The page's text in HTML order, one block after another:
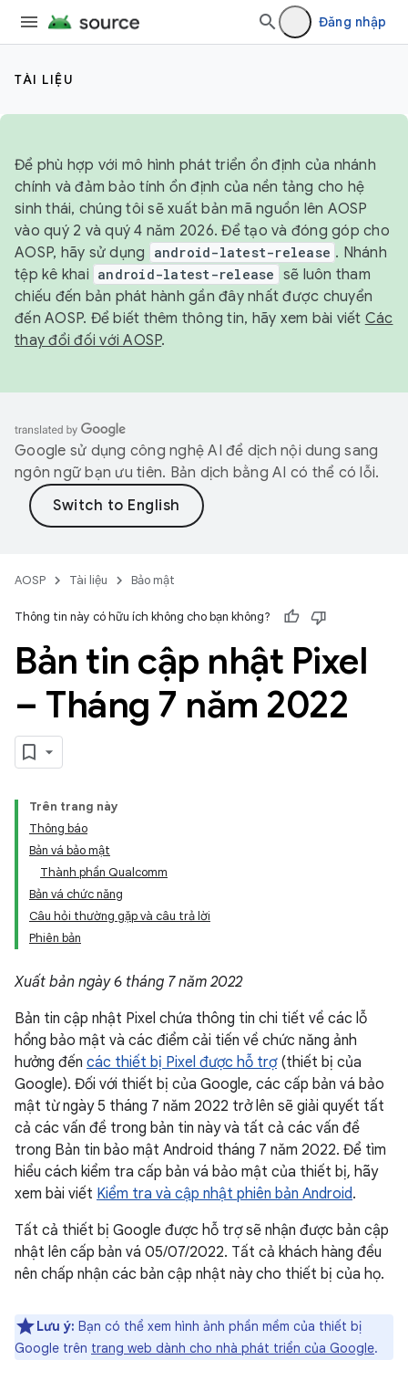
Đăng nhập
TÀI LIỆU
Để phù hợp với mô hình phát triển ổn định của nhánh
chính và đảm bảo tính ổn định của nền tảng cho hệ
sinh thái, chúng tôi sẽ xuất bản mã nguồn lên AOSP
vào quý 2 và quý 4 năm 2026. Để tạo và đóng góp cho
AOSP, hãy sử dụng
android-latest-release . Nhánh
tệp kê khai android-latest-release sẽ luôn tham
chiếu đến bản phát hành gần đây nhất được chuyển
đến AOSP. Để biết thêm thông tin, hãy xem bài viết Các
thay đổi đối với AOSP.
Google sử dụng công nghệ AI để dịch nội dung sang
ngôn ngữ bạn ưu tiên. Bản dịch bằng AI có thể có lỗi.
AOSP Tài liệu Bảo mật
Thông tin này có hữu ích không cho bạn không?
Bản tin cập nhật Pixel
– Tháng 7 năm 2022
Trên trang này
Thông báo
Bản vá bảo mật
Thành phần Qualcomm
Bản vá chức năng
Câu hỏi thường gặp và câu trả lời
Phiên bản
Xuất bản ngày 6 tháng 7 năm 2022
Bản tin cập nhật Pixel chứa thông tin chi tiết về các lỗ
hổng bảo mật và các điểm cải tiến về chức năng ảnh
hưởng đến các thiết bị Pixel được hỗ trợ(thiết bị của
Google). Đối với thiết bị của Google, các cấp bản vá bảo
mật từ ngày 5 tháng 7 năm 2022 trở lên sẽ giải quyết tất
cả các vấn đề trong bản tin này và tất cả các vấn đề
trong Bản tin bảo mật Android tháng 7 năm 2022. Để tìm
hiểu cách kiểm tra cấp bản vá bảo mật của thiết bị, hãy
xem bài viết Kiểm tra và cập nhật phiên bản Android.
Tất cả thiết bị Google được hỗ trợ sẽ nhận được bản cập
nhật lên cấp bản vá 05/07/2022. Tất cả khách hàng đều
nên chấp nhận các bản cập nhật này cho thiết bị của họ.
Lưu ý: Bạn có thể xem hình ảnh phần mềm của thiết bị
Google trên trang web dành cho nhà phát triển của Google.